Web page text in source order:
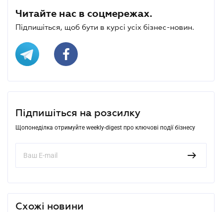
Читайте нас в соцмережах.
Підпишіться, щоб бути в курсі усіх бізнес-новин.
Підпишіться на розсилку
Щопонеділка отримуйте weekly-digest про ключові події бізнесу
Схожі новини